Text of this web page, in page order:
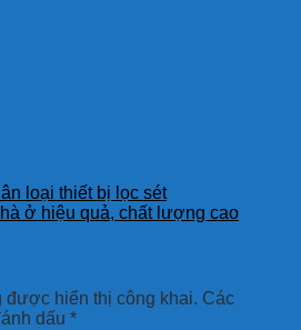
loại thiết bị lọc sét
ở hiệu quả, chất lượng cao
được hiển thị công khai. Các
dấu *